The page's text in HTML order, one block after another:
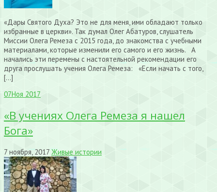
«Дары Святого Духа? Это не для меня, ими обладают только
избранные в церкви». Так думал Олег Абатуров, слушатель
Миссии Олега Ремеза с 2015 года, до знакомства с учебными
материалами, которые изменили его самого и его жизнь. А
начались эти перемены с настоятельной рекомендации его
друга прослушать учения Олега Ремеза: «Если начать с того,
[…]
07Ноя 2017
«В учениях Олега Ремеза я нашел
Бога»
7 ноября, 2017 Живые истории